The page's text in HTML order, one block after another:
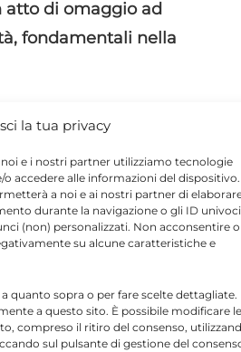
la tua privacy
e i nostri partner utilizziamo tecnologie
accedere alle informazioni del
a noi e ai nostri partner di
durante la navigazione o gli ID univoci
(non) personalizzati. Non acconsentire o
su alcune caratteristiche e
quanto sopra o per fare scelte dettagliate.
a questo sito. È possibile modificare le
compreso il ritiro del consenso,
sul pulsante di gestione del
atto di omaggio ad
fondamentali nella
dell’opera,
di Sciascia, Bufalino e
di Modica IGPha
grafica dell’incarto
, prendendo